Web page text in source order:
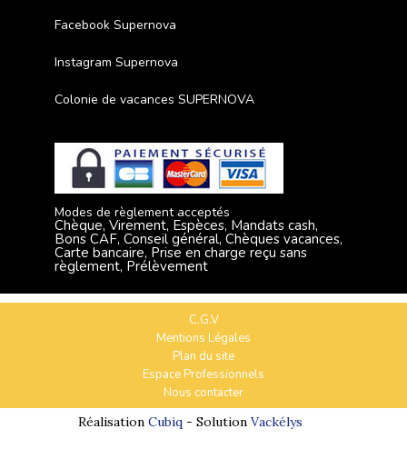
Facebook Supernova
Instagram Supernova
Colonie de vacances SUPERNOVA
Modes de règlement acceptés
Chèque, Virement, Espèces, Mandats cash,
Bons CAF, Conseil général, Chèques vacances,
Carte bancaire, Prise en charge reçu sans
règlement, Prélèvement
C.G.V
Mentions Légales
Plan du site
Espace Professionnels
Nous contacter
Réalisation Cubiq- Solution Vackélys